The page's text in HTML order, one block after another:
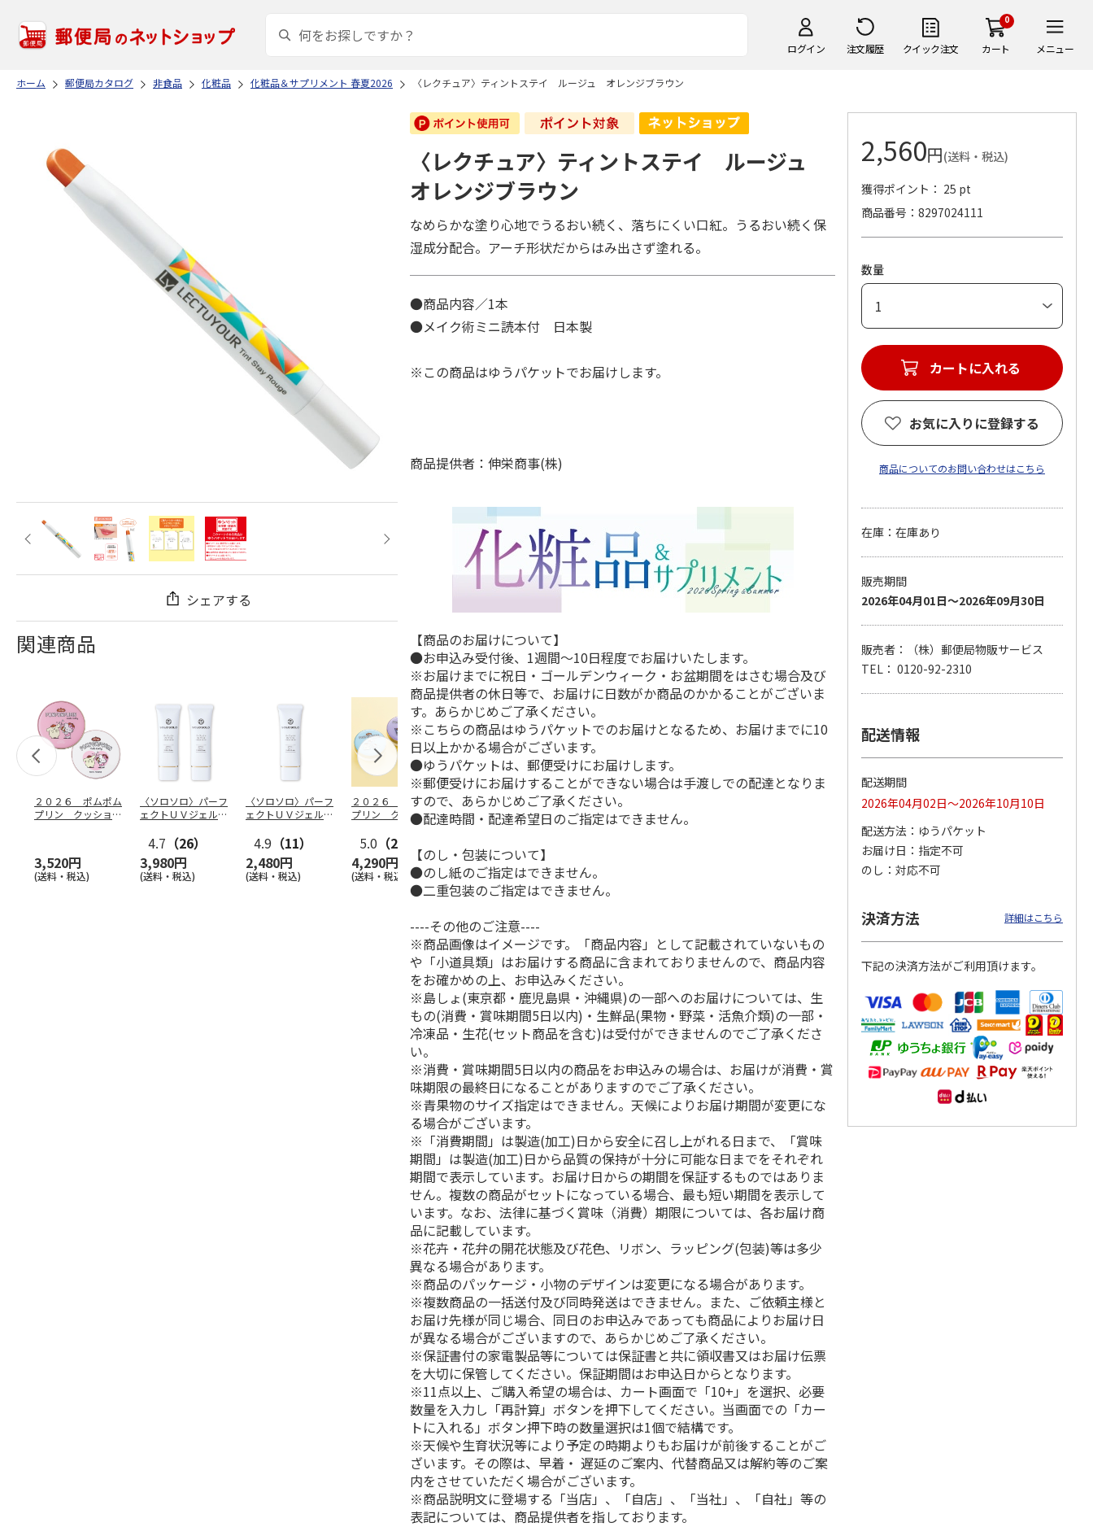
ログイン 注文履歴 クイック注文
0
カート メニュー
ホーム 郵便局カタログ 非食品 化粧品 化粧品＆サプリメント 春夏2026 〈レクチュア〉ティントステイ ルージュ オレンジブラウン
シェアする
関連商品
２０２６ ポムポム
プリン クッション
3,520円
(送料・税込)
〈ソロソロ〉パーフ
ェクトＵＶジェル
4.7 （26）
3,980円
(送料・税込)
〈ソロソロ〉パーフ
ェクトＵＶジェル
4.9 （11）
2,480円
(送料・税込)
２０２６ ポムポム
プリン クッション
ファンデーション３
個セ…
5.0 （2）
4,290円
(送料・税込)
２０２６ ポムポム
プリン フェイスパ
ウダー３個セット
5,280円
(送料・税込)
〈ソロソロ〉パーフ
ェクトＵＶジェル
６本
9,800円
(送料・税込)
ンクリーム３本セッ
ト
〈ソロソロ〉パーフ
２本
4.8 （12）
3,980円
(送料・税込)
〈ソロソロ〉アクア
〈レクチュア〉ティントステイ ルージュ
オレンジブラウン
なめらかな塗り心地でうるおい続く、落ちにくい口紅。うるおい続く保
湿成分配合。アーチ形状だからはみ出さず塗れる。
●商品内容／1本
●メイク術ミニ読本付 日本製
※この商品はゆうパケットでお届けします。
商品提供者：伸栄商事(株)
【商品のお届けについて】
●お申込み受付後、1週間～10日程度でお届けいたします。
※お届けまでに祝日・ゴールデンウィーク・お盆期間をはさむ場合及び
商品提供者の休日等で、お届けに日数がか商品のかかることがございま
す。あらかじめご了承ください。
※こちらの商品はゆうパケットでのお届けとなるため、お届けまでに10
日以上かかる場合がございます。
●ゆうパケットは、郵便受けにお届けします。
※郵便受けにお届けすることができない場合は手渡しでの配達となりま
すので、あらかじめご了承ください。
●配達時間・配達希望日のご指定はできません。
【のし・包装について】
●のし紙のご指定はできません。
●二重包装のご指定はできません。
----その他のご注意----
※商品画像はイメージです。「商品内容」として記載されていないもの
や「小道具類」はお届けする商品に含まれておりませんので、商品内容
をお確かめの上、お申込みください。
※島しょ(東京都・鹿児島県・沖縄県)の一部へのお届けについては、生
もの(消費・賞味期間5日以内)・生鮮品(果物・野菜・活魚介類)の一部・
冷凍品・生花(セット商品を含む)は受付ができませんのでご了承くださ
い。
※消費・賞味期間5日以内の商品をお申込みの場合は、お届けが消費・賞
味期限の最終日になることがありますのでご了承ください。
※青果物のサイズ指定はできません。天候によりお届け期間が変更にな
る場合がございます。
※「消費期間」は製造(加工)日から安全に召し上がれる日まで、「賞味
期間」は製造(加工)日から品質の保持が十分に可能な日までをそれぞれ
期間で表示しています。お届け日からの期間を保証するものではありま
せん。複数の商品がセットになっている場合、最も短い期間を表示して
います。なお、法律に基づく賞味（消費）期限については、各お届け商
品に記載しています。
※花卉・花弁の開花状態及び花色、リボン、ラッピング(包装)等は多少
異なる場合があります。
※商品のパッケージ・小物のデザインは変更になる場合があります。
※複数商品の一括送付及び同時発送はできません。また、ご依頼主様と
お届け先様が同じ場合、同日のお申込みであっても商品によりお届け日
が異なる場合がございますので、あらかじめご了承ください。
※保証書付の家電製品等については保証書と共に領収書又はお届け伝票
を大切に保管してください。保証期間はお申込日からとなります。
※11点以上、ご購入希望の場合は、カート画面で「10+」を選択、必要
数量を入力し「再計算」ボタンを押下してください。当画面での「カー
トに入れる」ボタン押下時の数量選択は1個で結構です。
※天候や生育状況等により予定の時期よりもお届けが前後することがご
ざいます。その際は、早着・ 遅延のご案内、代替商品又は解約等のご案
内をさせていただく場合がございます。
※商品説明文に登場する「当店」、「自店」、「当社」、「自社」等の
表記については、商品提供者を指しております。
2,560円(送料・税込)
獲得ポイント： 25 pt
商品番号
8297024111
数量
カートに入れる
お気に入りに登録する
商品についてのお問い合わせはこちら
在庫：在庫あり
販売期間
2026年04月01日～2026年09月30日
販売者：（株）郵便局物販サービス
TEL： 0120-92-2310
配送情報
配送期間
2026年04月02日～2026年10月10日
配送方法
ゆうパケット
お届け日
指定不可
のし
対応不可
決済方法 詳細はこちら
下記の決済方法がご利用頂けます。